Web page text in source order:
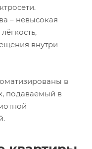
– невысокая
внутри
в
подаваемый в